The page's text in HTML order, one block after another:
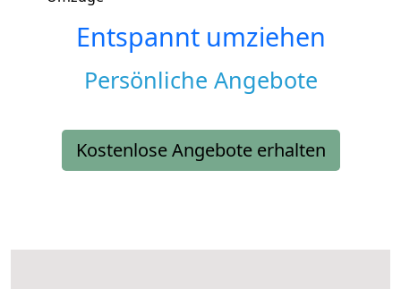
Entspannt umziehen
Persönliche Angebote
Kostenlose Angebote erhalten